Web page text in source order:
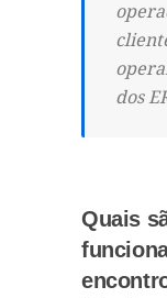
dos
Quais